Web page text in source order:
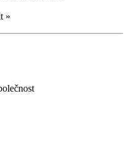
»